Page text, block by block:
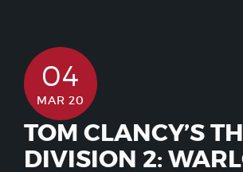
04
MAR 20
TOM CLANCY’S
DIVISION 2: